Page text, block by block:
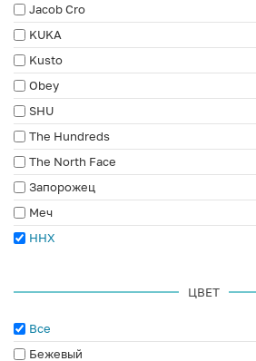
Jacob Cro
KUKA
Kusto
Obey
SHU
The Hundreds
The North Face
Запорожец
Меч
ННХ
ЦВЕТ
Все
Бежевый